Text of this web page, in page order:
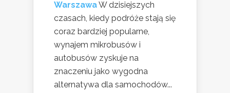
WarszawaW dzisiejszych
czasach, kiedy podróże stają się
coraz bardziej popularne,
wynajem mikrobusów i
autobusów zyskuje na
znaczeniu jako wygodna
alternatywa dla samochodów...